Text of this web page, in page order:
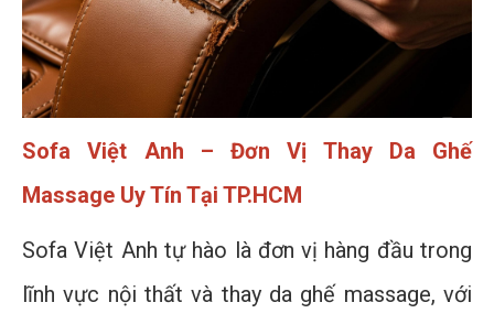
Sofa Việt Anh – Đơn Vị Thay Da Ghế
Massage Uy Tín Tại TP.HCM
Sofa Việt Anh tự hào là đơn vị hàng đầu trong
lĩnh vực nội thất và thay da ghế massage, với